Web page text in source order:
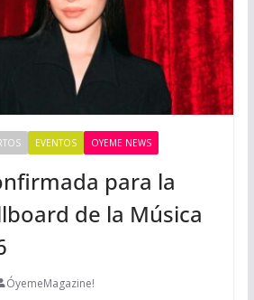
EVENTOS OYEME NEWS
para la
de la Música
ÓyemeMagazine!